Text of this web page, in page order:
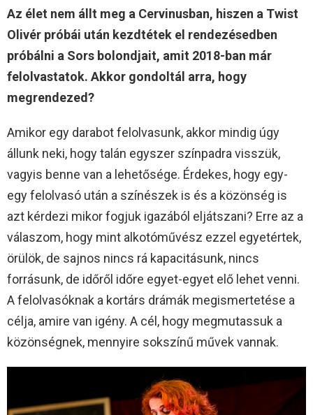
Az élet nem állt meg a Cervinusban, hiszen a Twist
Olivér próbái után kezdtétek el rendezésedben
próbálni a Sors bolondjait, amit 2018-ban már
felolvastatok. Akkor gondoltál arra, hogy
megrendezed?
Amikor egy darabot felolvasunk, akkor mindig úgy
állunk neki, hogy talán egyszer színpadra visszük,
vagyis benne van a lehetősége. Érdekes, hogy egy-
egy felolvasó után a színészek is és a közönség is
azt kérdezi mikor fogjuk igazából eljátszani? Erre az a
válaszom, hogy mint alkotóművész ezzel egyetértek,
örülök, de sajnos nincs rá kapacitásunk, nincs
forrásunk, de időről időre egyet-egyet elő lehet venni.
A felolvasóknak a kortárs drámák megismertetése a
célja, amire van igény. A cél, hogy megmutassuk a
közönségnek, mennyire sokszínű művek vannak.